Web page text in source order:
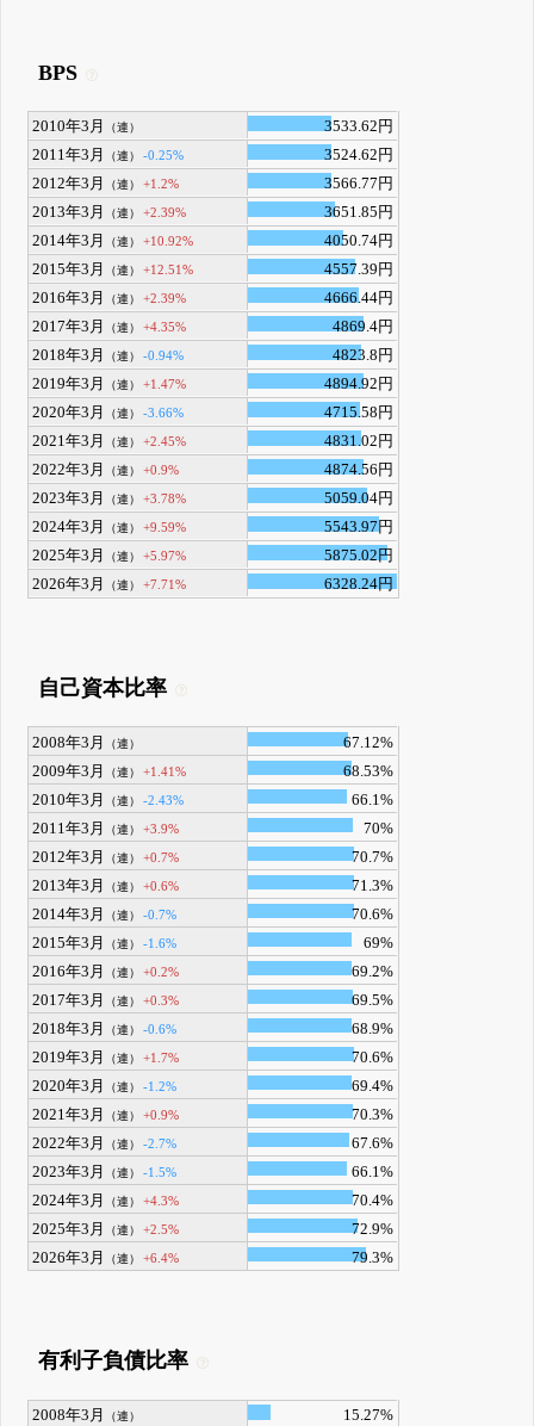
BPS
2010年3月 （連）
3533.62円
2011年3月
（連） -0.25%
3524.62円
2012年3月
（連） +1.2%
3566.77円
2013年3月
（連） +2.39%
3651.85円
2014年3月
（連） +10.92%
4050.74円
2015年3月
（連） +12.51%
4557.39円
2016年3月
（連） +2.39%
4666.44円
2017年3月
（連） +4.35%
4869.4円
2018年3月
（連） -0.94%
4823.8円
2019年3月
（連） +1.47%
4894.92円
2020年3月
（連） -3.66%
4715.58円
2021年3月
（連） +2.45%
4831.02円
2022年3月
（連） +0.9%
4874.56円
2023年3月
（連） +3.78%
5059.04円
2024年3月
（連） +9.59%
5543.97円
2025年3月
（連） +5.97%
5875.02円
2026年3月
（連） +7.71% 6328.24円
自己資本比率
2008年3月 （連）
67.12%
2009年3月
（連） +1.41%
68.53%
2010年3月
（連） -2.43%
66.1%
2011年3月
（連） +3.9%
70%
2012年3月
（連） +0.7%
70.7%
2013年3月
（連） +0.6%
71.3%
2014年3月
（連） -0.7%
70.6%
2015年3月
（連） -1.6%
69%
2016年3月
（連） +0.2%
69.2%
2017年3月
（連） +0.3%
69.5%
2018年3月
（連） -0.6%
68.9%
2019年3月
（連） +1.7%
70.6%
2020年3月
（連） -1.2%
69.4%
2021年3月
（連） +0.9%
70.3%
2022年3月
（連） -2.7%
67.6%
2023年3月
（連） -1.5%
66.1%
2024年3月
（連） +4.3%
70.4%
2025年3月
（連） +2.5%
72.9%
2026年3月
（連） +6.4% 79.3%
有利子負債比率
2008年3月 （連）
15.27%